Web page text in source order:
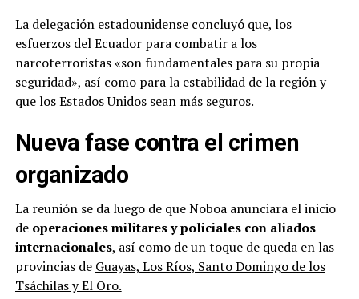
La delegación estadounidense concluyó que, los
esfuerzos del Ecuador para combatir a los
narcoterroristas «son fundamentales para su propia
seguridad», así como para la estabilidad de la región y
que los Estados Unidos sean más seguros.
Nueva fase contra el crimen
organizado
La reunión se da luego de que Noboa anunciara el inicio
de operaciones militares y policiales con aliados
internacionales, así como de un toque de queda en las
provincias de Guayas, Los Ríos, Santo Domingo de los
Tsáchilas y El Oro.